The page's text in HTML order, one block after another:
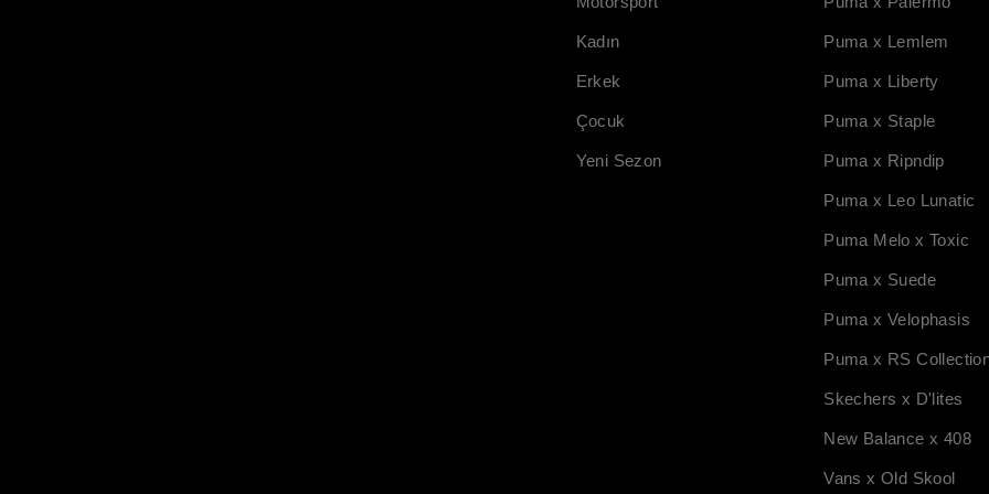
Kadın
Erkek
Çocuk
Yeni Sezon
Puma x Lemlem
Puma x Liberty
Puma x Staple
Puma x Ripndip
Puma x Leo Lunatic
Puma Melo x Toxic
Puma x Suede
Puma x Velophasis
Puma x RS
Skechers x D'lites
New Balance x 408
Vans x Old Skool